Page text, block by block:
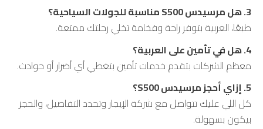
3. هل مرسيدس S500 مناسبة للجولات السياحية؟
طبعًا، العربية بتوفر راحة وفخامة تخلي رحلتك ممتعة.
4. هل في تأمين على العربية؟
معظم الشركات بتقدم خدمات تأمين بتغطي أي أضرار أو حوادث.
5. إزاي أحجز مرسيدس S500؟
كل اللي عليك تتواصل مع شركة الإيجار وتحدد التفاصيل، والحجز
بيكون بسهولة.